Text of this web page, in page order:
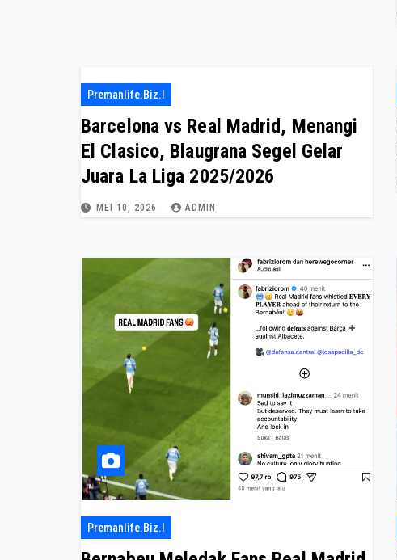
Premanlife.biz.i
Barcelona vs Real Madrid, Menangi
El Clasico, Blaugrana Segel Gelar
Juara La Liga 2025/2026
MEI 10, 2026 ADMIN
Premanlife.biz.i